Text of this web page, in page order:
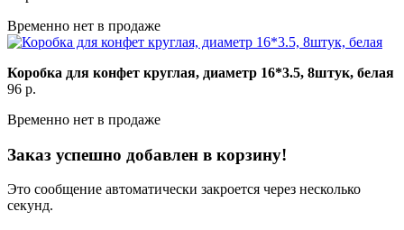
Временно нет в продаже
Коробка для конфет круглая, диаметр 16*3.5, 8штук, белая
96 р.
Временно нет в продаже
Заказ успешно добавлен в корзину!
Это сообщение автоматически закроется через несколько
секунд.